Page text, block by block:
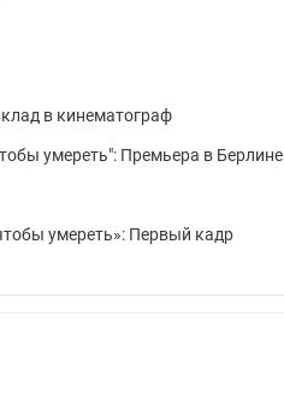
в кинематограф
умереть": Премьера в Берлине
умереть»: Первый кадр